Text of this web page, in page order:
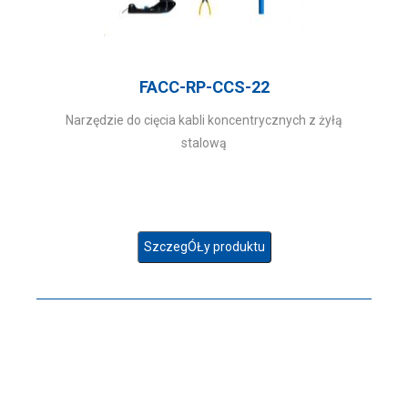
FACC-RP-CCS-22
Narzędzie do cięcia kabli koncentrycznych z żyłą
stalową
SzczegÓŁy produktu